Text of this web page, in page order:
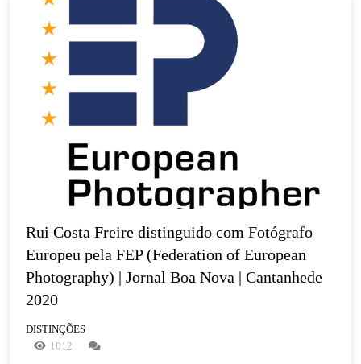
Rui Costa Freire distinguido com Fotógrafo
Europeu pela FEP (Federation of European
Photography) | Jornal Boa Nova | Cantanhede
2020
DISTINÇÕES
1012